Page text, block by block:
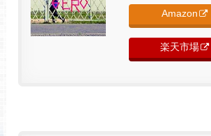
Amazon
楽天市場